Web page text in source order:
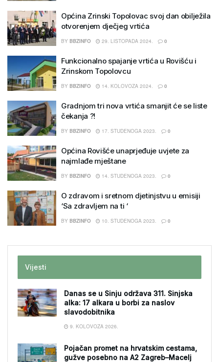
Općina Zrinski Topolovac svoj dan obilježila
otvorenjem dječjeg vrtića
BY BBZINFO 29. LISTOPADA 2024. 0
Funkcionalno spajanje vrtića u Rovišću i
Zrinskom Topolovcu
BY BBZINFO 14. KOLOVOZA 2024. 0
Gradnjom tri nova vrtića smanjit će se liste
čekanja ?!
BY BBZINFO 17. STUDENOGA 2023. 0
Općina Rovišće unaprjeđuje uvjete za
najmlađe mještane
BY BBZINFO 14. STUDENOGA 2023. 0
O zdravom i sretnom djetinjstvu u emisiji
‘Sa zdravljem na ti ‘
BY BBZINFO 10. STUDENOGA 2023. 0
Vijesti
Danas se u Sinju održava 311. Sinjska
alka: 17 alkara u borbi za naslov
slavodobitnika
9. KOLOVOZA 2026.
Pojačan promet na hrvatskim cestama,
gužve posebno na A2 Zagreb–Macelj